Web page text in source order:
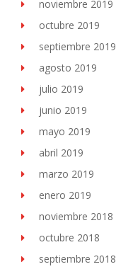
noviembre 2019
octubre 2019
septiembre 2019
agosto 2019
julio 2019
junio 2019
mayo 2019
abril 2019
marzo 2019
enero 2019
noviembre 2018
octubre 2018
septiembre 2018